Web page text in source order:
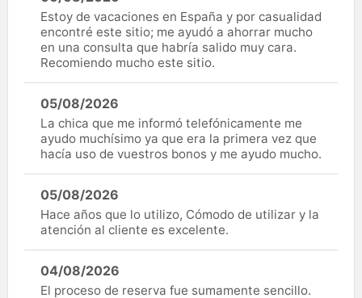
Estoy de vacaciones en España y por casualidad
encontré este sitio; me ayudó a ahorrar mucho
en una consulta que habría salido muy cara.
Recomiendo mucho este sitio.
05/08/2026
La chica que me informó telefónicamente me
ayudo muchísimo ya que era la primera vez que
hacía uso de vuestros bonos y me ayudo mucho.
05/08/2026
Hace años que lo utilizo, Cómodo de utilizar y la
atención al cliente es excelente.
04/08/2026
El proceso de reserva fue sumamente sencillo.